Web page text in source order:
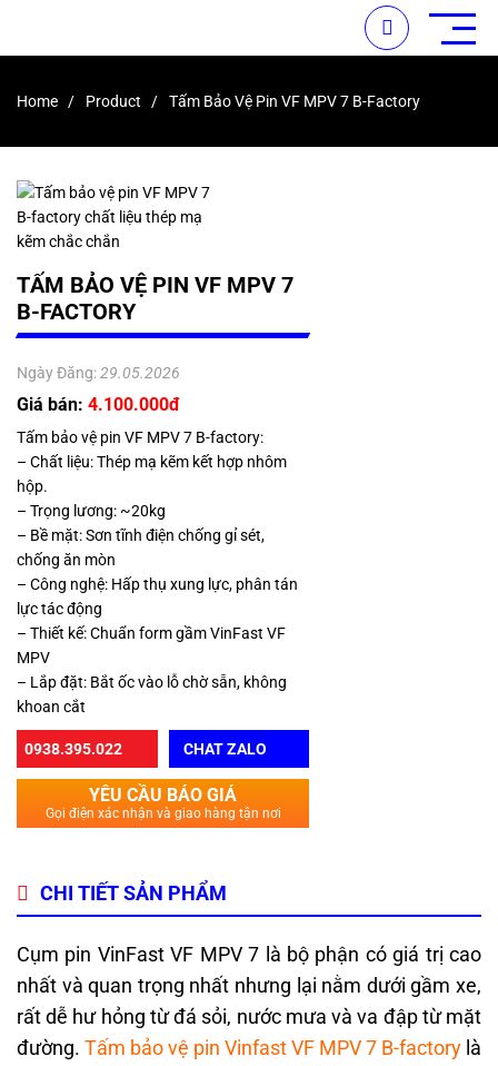
Home Product Tấm Bảo Vệ Pin VF MPV 7 B-Factory
TẤM BẢO VỆ PIN VF MPV 7
B-FACTORY
Ngày Đăng: 29.05.2026
Giá bán: 4.100.000đ
Tấm bảo vệ pin VF MPV 7 B-factory:
– Chất liệu: Thép mạ kẽm kết hợp nhôm
hộp.
– Trọng lương: ~20kg
– Bề mặt: Sơn tĩnh điện chống gỉ sét,
chống ăn mòn
– Công nghệ: Hấp thụ xung lực, phân tán
lực tác động
– Thiết kế: Chuẩn form gầm VinFast VF
MPV
– Lắp đặt: Bắt ốc vào lỗ chờ sẵn, không
khoan cắt
0938.395.022 CHAT ZALO
YÊU CẦU BÁO GIÁ
Gọi điện xác nhận và giao hàng tận nơi
CHI TIẾT SẢN PHẨM
Cụm pin VinFast VF MPV 7 là bộ phận có giá trị cao
nhất và quan trọng nhất nhưng lại nằm dưới gầm xe,
rất dễ hư hỏng từ đá sỏi, nước mưa và va đập từ mặt
đường. Tấm bảo vệ pin Vinfast VF MPV 7 B-factory là